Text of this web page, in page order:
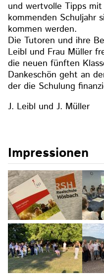
und wertvolle Tipps
kommenden Schuljahr
kommen werden.
Die Tutoren und ihre
Leibl und Frau Müller
die neuen fünften
Dankeschön geht an
der die Schulung
J. Leibl und J. Müller
Impressionen